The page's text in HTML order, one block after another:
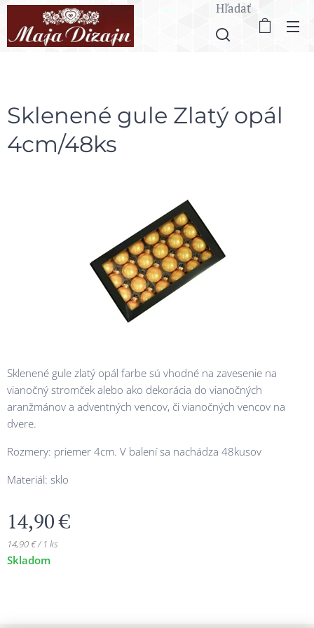
Hľadať
Sklenené gule Zlatý opál
4cm/48ks
Sklenené gule zlatý opál farbe sú vhodné na zavesenie na
vianočný stromček alebo ako dekorácia do vianočných
aranžmánov a adventných vencov, či vianočných vencov na
dvere.
Rozmery: priemer 4cm. V balení sa nachádza 48kusov
Materiál: sklo
14,90€
14,90 € / 1 ks
Skladom